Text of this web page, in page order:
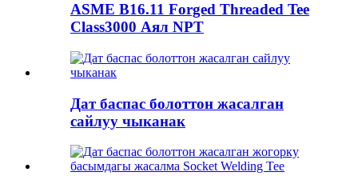
ASME B16.11 Forged Threaded Tee
Class3000 Аял NPT
Дат баспас болоттон жасалган
сайлуу чыканак